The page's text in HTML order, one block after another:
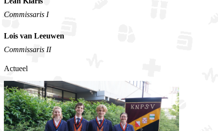
Commissaris I
Lois van Leeuwen
Commissaris II
Actueel